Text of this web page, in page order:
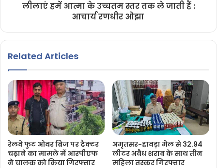
लीलाएं हमें आत्मा के उच्चतम स्तर तक ले जाती हैं :
आचार्य रणधीर ओझा
Related Articles
रेलवे फुट ओवर ब्रिज पर ट्रैक्टर
चढ़ाने का मामले में आरपीएफ
ने चालक को किया गिरफ्तार
अमृतसर-हावड़ा मेल से 32.94
लीटर अवैध शराब के साथ तीन
महिला तस्कर गिरफ्तार